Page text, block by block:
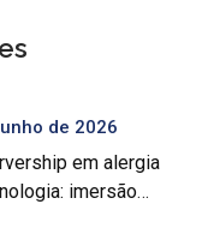
de 2026
em alergia
imersão